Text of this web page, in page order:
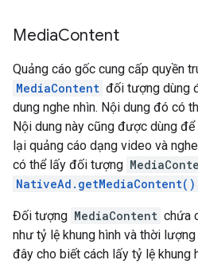
MediaContent
Quảng cáo gốc cung cấp quyền
MediaContent đối tượng dùng
dung nghe nhìn. Nội dung đó có
Nội dung này cũng được dùng
lại quảng cáo dạng video và
có thể lấy đối tượng
NativeAd.getMediaContent()
Đối tượng MediaContent chứa
như tỷ lệ khung hình và thời
đây cho biết cách lấy tỷ lệ khung